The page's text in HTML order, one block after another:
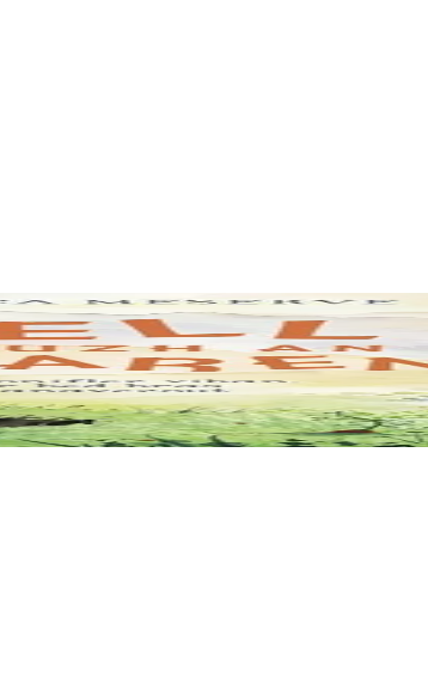
étrange. Mais ce qui est grand, griffu et velu